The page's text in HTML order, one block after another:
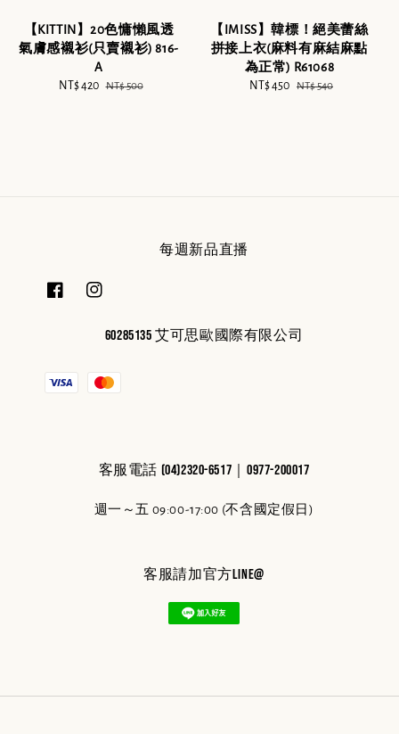
【KITTIN】20色慵懶風透
氣膚感襯衫(只賣襯衫) 816-
A
Sale
NT$ 420 Regular
NT$ 500
【IMISS】韓標！絕美蕾絲
拼接上衣(麻料有麻結麻點
為正常) R61068
Sale
NT$ 450 Regular
NT$ 540
每週新品直播
60285135 艾可思歐國際有限公司
客服電話 (04)2320-6517｜0977-200017
週一～五 09:00-17:00 (不含國定假日)
客服請加官方line@